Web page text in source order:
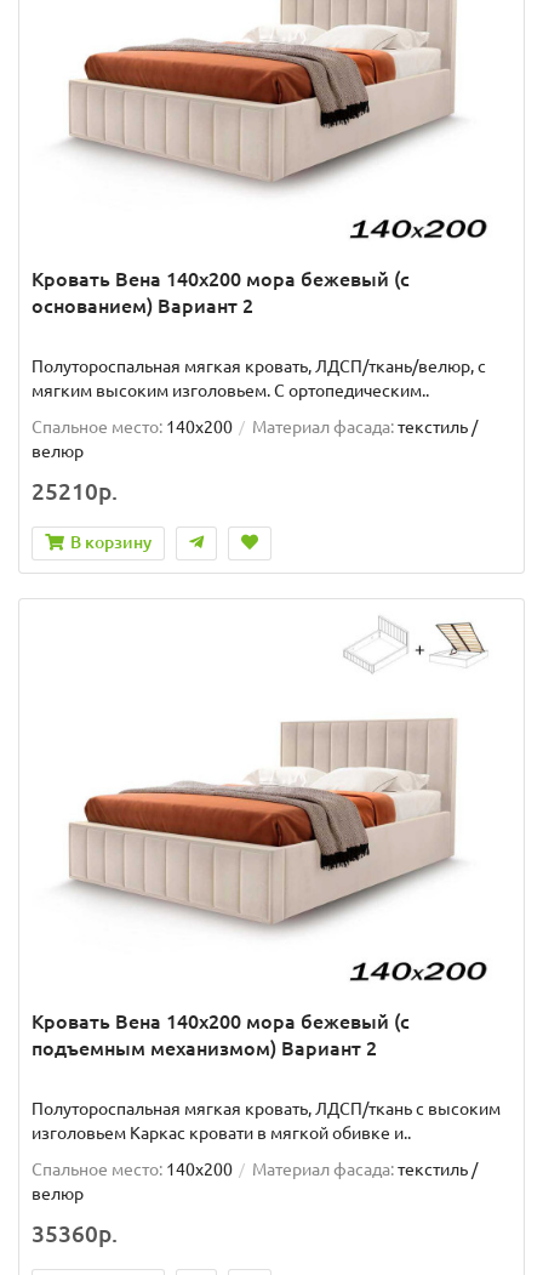
Кровать Вена 140х200 мора бежевый (с
основанием) Вариант 2
Полутороспальная мягкая кровать, ЛДСП/ткань/велюр, с
мягким высоким изголовьем. C ортопедическим..
Спальное место: 140x200 Материал фасада:текстиль /
велюр
25210р.
В корзину
Кровать Вена 140х200 мора бежевый (с
подъемным механизмом) Вариант 2
Полутороспальная мягкая кровать, ЛДСП/ткань с высоким
изголовьем Каркас кровати в мягкой обивке и..
Спальное место: 140x200 Материал фасада:текстиль /
велюр
35360р.